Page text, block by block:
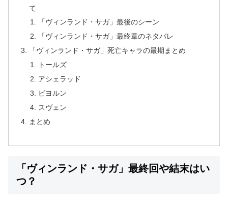
て
「ヴィンランド・サガ」最後のシーン
「ヴィンランド・サガ」最終章のネタバレ
「ヴィンランド・サガ」死亡キャラの最期まとめ
トールズ
アシェラッド
ビヨルン
スヴェン
まとめ
「ヴィンランド・サガ」最終回や結末はい
つ？